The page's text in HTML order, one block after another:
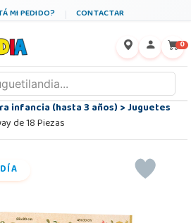
MI PEDIDO? CONTACTAR
0
infancia (hasta 3 años)>Juguetes
de 18 Piezas